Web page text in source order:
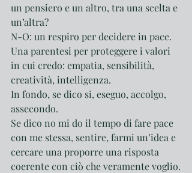
un pensiero e un altro, tra una scelta e
un’altra?
N-O: un respiro per decidere in pace.
Una parentesi per proteggere i valori
in cui credo: empatia, sensibilità,
creatività, intelligenza.
In fondo, se dico si, eseguo, accolgo,
assecondo.
Se dico no mi do il tempo di fare pace
con me stessa, sentire, farmi un’idea e
cercare una proporre una risposta
coerente con ciò che veramente voglio.